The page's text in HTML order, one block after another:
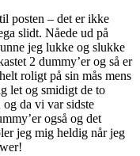
posten – det er ikke
slidt. Nåede ud på
jeg lukke og slukke
2 dummy’er og så er
roligt på sin mås mens
let og smidigt de to
og da vi var sidste
også og det
jeg mig heldig når jeg